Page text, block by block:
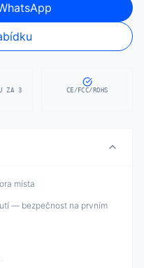
ZA 3
CE/FCC/ROHS
místa
— bezpečnost na prvním